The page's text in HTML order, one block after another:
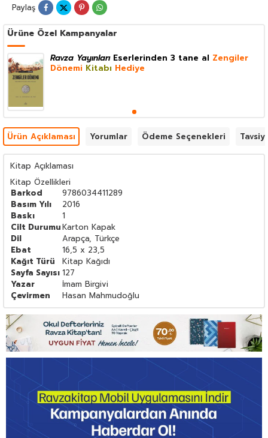
Paylaş
Ürüne Özel Kampanyalar
Ravza Yayınları Eserlerinden 3 tane al Zengiler
Dönemi Kitabı Hediye
Ürün Açıklaması Yorumlar Ödeme Seçenekleri
Kitap Açıklaması
Kitap Özellikleri
Barkod
9786034411289
Basım Yılı
2016
Baskı
1
Cilt DurumuKarton Kapak
Dil
Arapça, Türkçe
Ebat
16,5 x 23,5
Kağıt Türü
Kitap Kağıdı
Sayfa Sayısı 127
Yazar
İmam Birgivi
Çevirmen
Hasan Mahmudoğlu